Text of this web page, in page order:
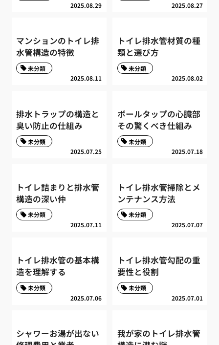
2025.08.29 2025.08.27
マンションのトイレ排
水管構造の特徴
2025.08.11
未分類
トイレ排水管材質の種
類と選び方
2025.08.02
未分類
排水トラップの構造と
臭い防止の仕組み
2025.07.25
未分類
ボールタップの心臓部
その驚くべき仕組み
2025.07.18
未分類
トイレ詰まりと排水管
構造の深い仲
2025.07.11
未分類
トイレ排水管掃除とメ
ンテナンス方法
2025.07.07
未分類
トイレ排水管の基本構
造を理解する
2025.07.06
未分類
トイレ排水管勾配の重
要性と役割
2025.07.01
未分類
シャワーお湯が出ない
我が家のトイレ排水管